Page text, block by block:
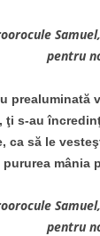
pentru
prealuminată
s-au
ca să le
mânia
pentru